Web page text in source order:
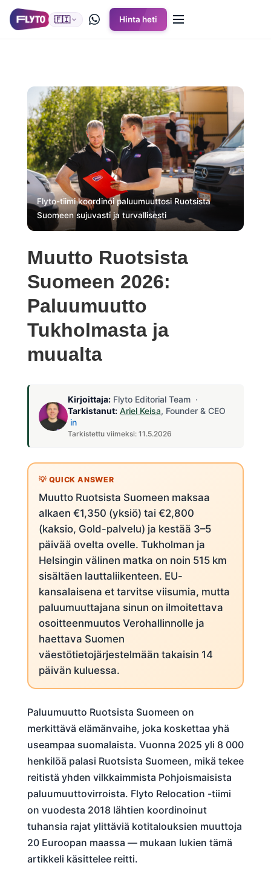
🇫🇮 Hinta heti
Flyto-tiimi koordinoi paluumuuttosi Ruotsista
Suomeen sujuvasti ja turvallisesti
Muutto Ruotsista
Suomeen 2026:
Paluumuutto
Tukholmasta ja
muualta
Kirjoittaja:Flyto Editorial Team ·
Tarkistanut: Ariel Keisa, Founder & CEO
in
Tarkistettu viimeksi: 11.5.2026
Muutto Ruotsista Suomeen maksaa
alkaen €1,350 (yksiö) tai €2,800
(kaksio, Gold-palvelu) ja kestää 3–5
päivää ovelta ovelle. Tukholman ja
Helsingin välinen matka on noin 515 km
sisältäen lauttaliikenteen. EU-
kansalaisena et tarvitse viisumia, mutta
paluumuuttajana sinun on ilmoitettava
osoitteenmuutos Verohallinnolle ja
haettava Suomen
väestötietojärjestelmään takaisin 14
päivän kuluessa.
Paluumuutto Ruotsista Suomeen on
merkittävä elämänvaihe, joka koskettaa yhä
useampaa suomalaista. Vuonna 2025 yli 8 000
henkilöä palasi Ruotsista Suomeen, mikä tekee
reitistä yhden vilkkaimmista Pohjoismaisista
paluumuuttovirroista. Flyto Relocation -tiimi
on vuodesta 2018 lähtien koordinoinut
tuhansia rajat ylittäviä kotitalouksien muuttoja
20 Euroopan maassa — mukaan lukien tämä
artikkeli käsittelee reitti.